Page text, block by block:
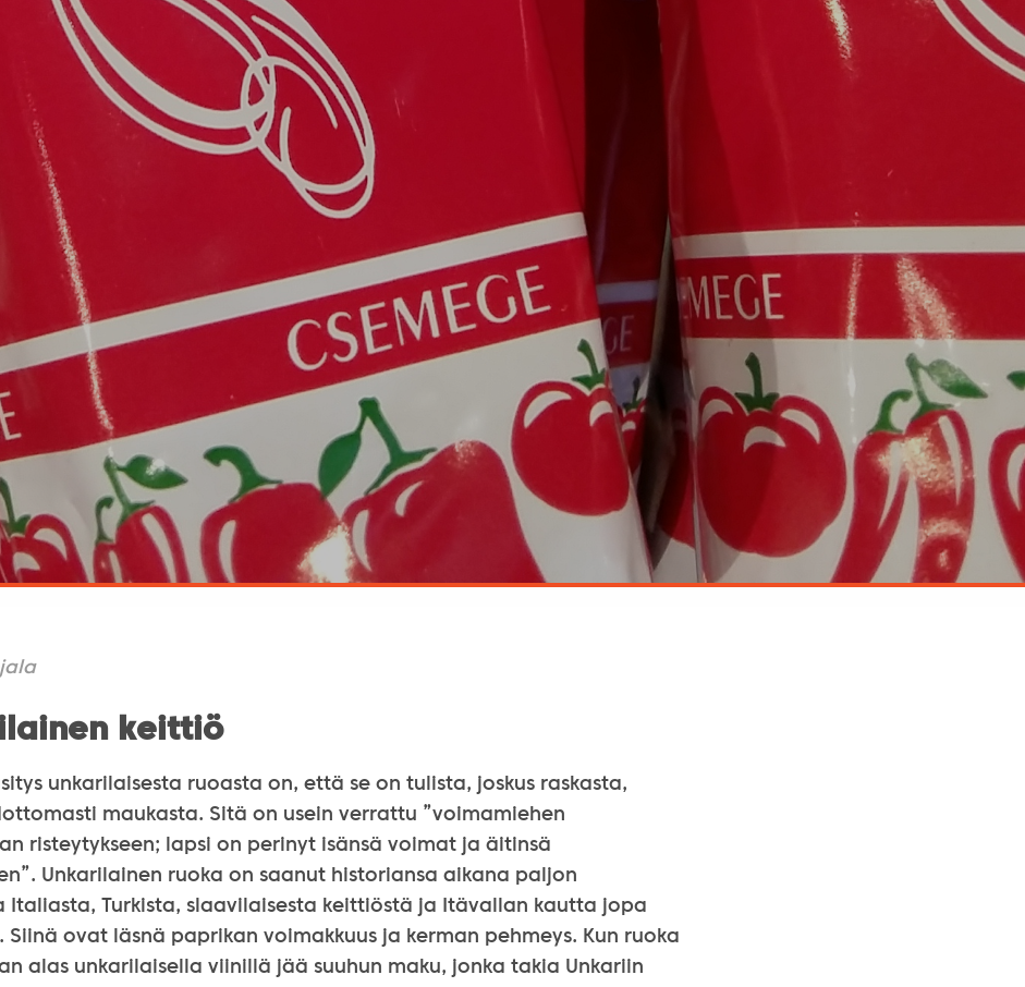
keittiö
unkarilaisesta ruoasta on, että se on tulista, joskus raskasta,
maukasta. Sitä on usein verrattu ”voimamiehen
risteytykseen; lapsi on perinyt isänsä voimat ja äitinsä
Unkarilainen ruoka on saanut historiansa aikana paljon
Italiasta, Turkista, slaavilaisesta keittiöstä ja Itävallan kautta jopa
Siinä ovat läsnä paprikan voimakkuus ja kerman pehmeys. Kun ruoka
alas unkarilaisella viinillä jää suuhun maku, jonka takia Unkariin